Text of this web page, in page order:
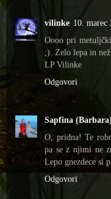
vilinke 10. marec
Oooo pri
;). Zelo lepa in
LP Vilinke
Odgovori
Sapfina (Barbara)
O, pridna! Te
pa se z njimi ne
Lepo gnezdece si
Odgovori